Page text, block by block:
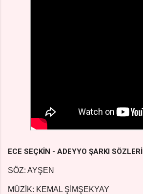
ECE SEÇKİN - ADEYYO ŞARKI SÖZLERİ
SÖZ: AYŞEN
MÜZİK: KEMAL ŞİMŞEKYAY